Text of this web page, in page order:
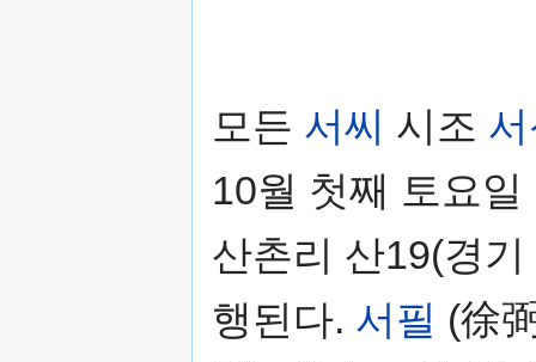
모든 서씨 시조
10월 첫째 토요
산촌리 산19(경
행된다. 서필 (徐